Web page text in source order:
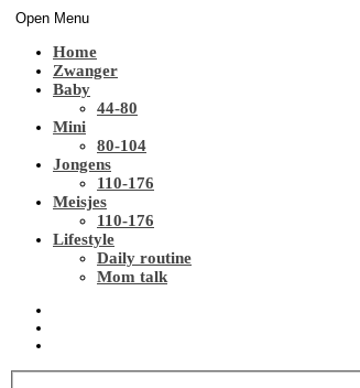
Open Menu
Home
Zwanger
Baby
44-80
Mini
80-104
Jongens
110-176
Meisjes
110-176
Lifestyle
Daily routine
Mom talk